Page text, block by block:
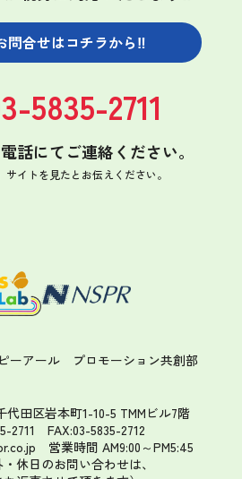
問合せはコチラから‼
話にてご連絡ください。
5835-2711
サイトを見たと お伝えください。
ーアール プロモーション共創部
代田区岩本町1-10-5 TMMビル7階
2711 FAX:03-5835-2712
営業時間 AM9:00～PM5:45
・休日のお問い合わせは、